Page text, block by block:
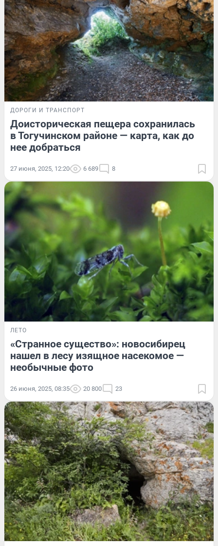
ДОРОГИ И ТРАНСПОРТ
Доисторическая пещера сохранилась
в Тогучинском районе — карта, как до
нее добраться
27 июня, 2025, 12:20 6 689 8
ЛЕТО
«Странное существо»: новосибирец
нашел в лесу изящное насекомое —
необычные фото
26 июня, 2025, 08:35 20 800 23